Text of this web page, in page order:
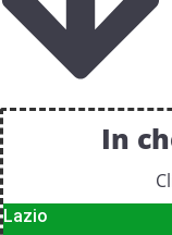
In
Lazio